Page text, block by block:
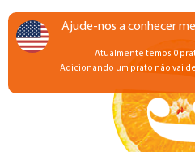
Ajude-nos a conhecer
Atualmente temos 0
Adicionando um prato não vai